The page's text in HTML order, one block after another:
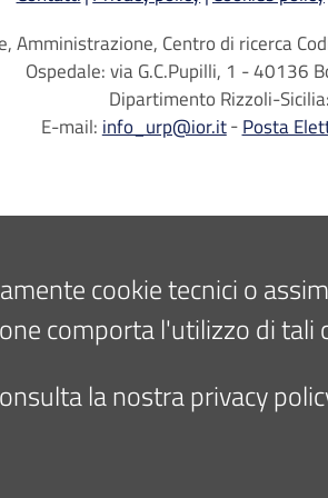
Amministrazione, Centro di ricerca
Ospedale: via G.C.Pupilli, 1 - 40136
Dipartimento Rizzoli-
E-mail: info_urp@ior.it Posta
cookie tecnici o
comporta l'utilizzo di tali
la nostra privacy